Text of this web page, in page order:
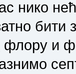
нико
бити
флору и